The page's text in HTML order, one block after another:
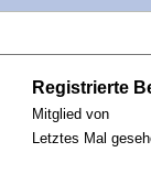
Registrierte
Mitglied von
Letztes Mal